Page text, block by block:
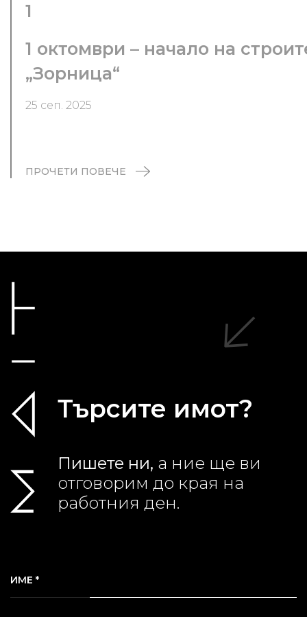
1
1 октомври – начало на
„Зорница“
25 сеп. 2025
ПРОЧЕТИ ПОВЕЧЕ
Търсите имот?
Пишете ни, а ние ще ви
отговорим до края на
работния ден.
ИМЕ *